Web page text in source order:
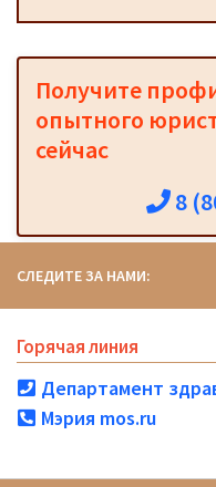
Получите
опытного
сейчас
8
СЛЕДИТЕ ЗА НАМИ:
Горячая линия
Департамент
Мэрия mos.ru